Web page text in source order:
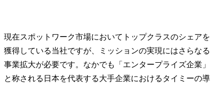
現在スポットワーク市場においてトップクラスのシェアを
獲得している当社ですが、ミッションの実現にはさらなる
事業拡大が必要です。なかでも「エンタープライズ企業」
と称される日本を代表する大手企業におけるタイミーの導